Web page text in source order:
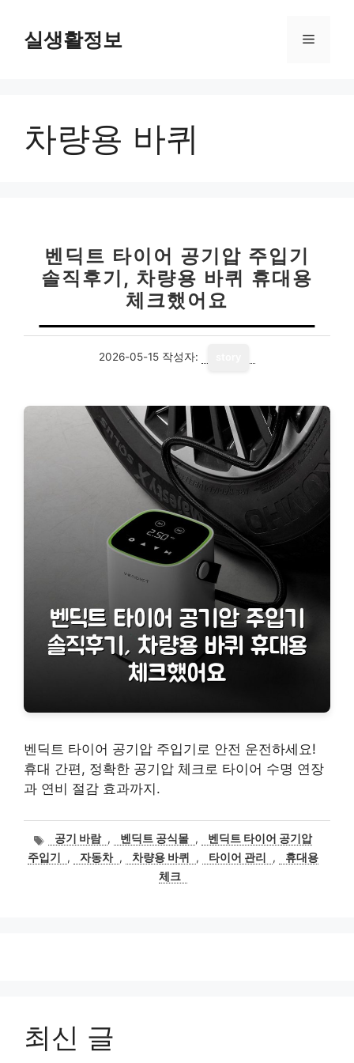
실생활정보 메
차량용 바퀴
벤딕트 타이어 공기압 주입기
솔직후기, 차량용 바퀴 휴대용
체크했어요
2026-05-15 작성자:
벤딕트 타이어 공기압 주입기로 안전 운전하세요!
휴대 간편, 정확한 공기압 체크로 타이어 수명 연장
과 연비 절감 효과까지.
태
그
공기 바람 , 벤딕트 공식몰 ,
벤딕트 타이어 공기압
주입기
, 자동차 , 차량용 바퀴 , 타이어 관리 ,
휴대용
체크
최신 글